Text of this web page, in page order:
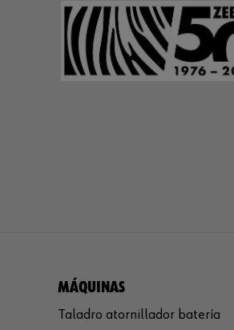
MÁQUINAS
Taladro atornillador batería